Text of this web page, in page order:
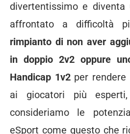
divertentissimo e
affrontato a difficoltà
rimpianto di non aver
in doppio 2v2 oppure
Handicap 1v2per rendere
ai giocatori più
consideriamo le
eSport come questo che